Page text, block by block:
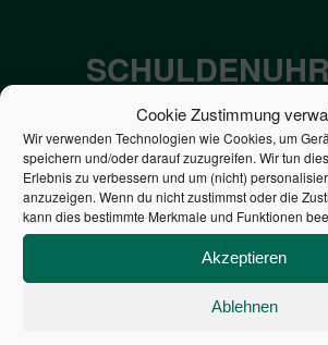
Cookie Zustimmung
Wir verwenden Technologien wie Cookies, um
speichern und/oder darauf zuzugreifen. Wir tun
Erlebnis zu verbessern und um (nicht)
anzuzeigen. Wenn du nicht zustimmst oder die
kann dies bestimmte Merkmale und Funktionen
Akzeptieren
Ablehnen
BUNDES
7,052€
NEUVERSCHULDUNG
PRO SEKUNDE